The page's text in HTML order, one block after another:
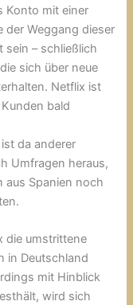
Konto mit einer
der Weggang dieser
sein – schließlich
sich über neue
Netflix ist
bald
da anderer
Umfragen heraus,
aus Spanien noch
die umstrittene
in Deutschland
mit Hinblick
wird sich